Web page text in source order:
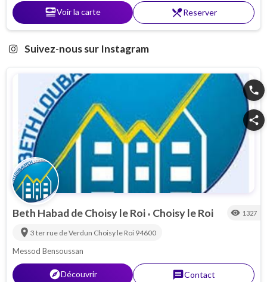
set_mealVoir la carte restaurant_menuReserver
Suivez-nous sur Instagram
phone
share
Beth Habad de Choisy le Roi • Choisy le Roi visibility 1327
location_on 3 ter rue de Verdun Choisy le Roi 94600
Messod Bensoussan
explorerDécouvrir messageContact